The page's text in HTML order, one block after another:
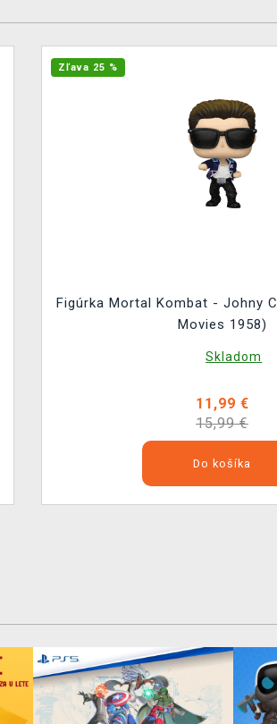
Zľava 25 %
Figúrka Mortal Kombat - Johny
Movies 1958)
Skladom
11,99 €
15,99 €
Do košíka